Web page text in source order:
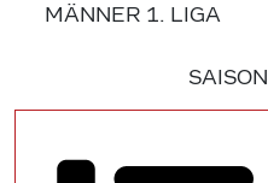
MÄNNER 1. LIGA
SAISON